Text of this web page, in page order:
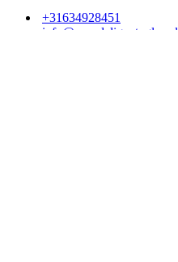
+31634928451
info@voordeligautoglas.nl